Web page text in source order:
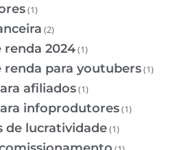
(1)
(2)
2024(1)
renda para youtubers(1)
afiliados(1)
infoprodutores(1)
de lucratividade(1)